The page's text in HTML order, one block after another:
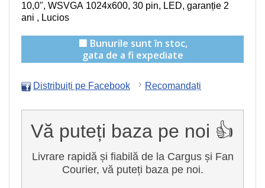
10,0", WSVGA 1024x600, 30 pin, LED, garanție 2
ani , Lucios
🟩 Bunurile sunt în stoc,
gata de a fi expediate
Distribuiți pe Facebook Recomandați
Vă puteți baza pe noi 👍
Livrare rapidă și fiabilă de la Cargus și Fan
Courier, vă puteți baza pe noi.